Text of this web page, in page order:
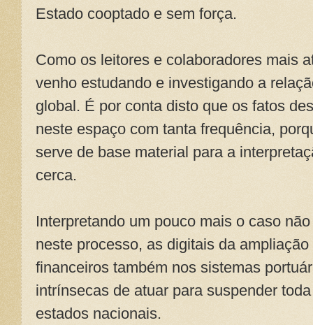
Estado cooptado e sem força.
Como os leitores e colaboradores mais
venho estudando e investigando a
global. É por conta disto que os fatos
neste espaço com tanta frequência,
serve de base material para a
cerca.
Interpretando um pouco mais o caso
neste processo, as digitais da
financeiros também nos sistemas
intrínsecas de atuar para suspender
estados nacionais.